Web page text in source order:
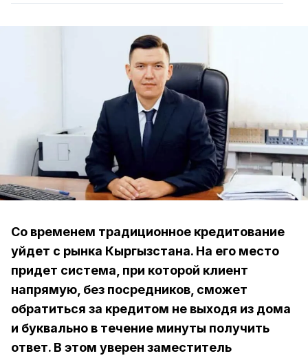
Со временем традиционное кредитование
уйдет с рынка Кыргызстана. На его место
придет система, при которой клиент
напрямую, без посредников, сможет
обратиться за кредитом не выходя из дома
и буквально в течение минуты получить
ответ. В этом уверен заместитель